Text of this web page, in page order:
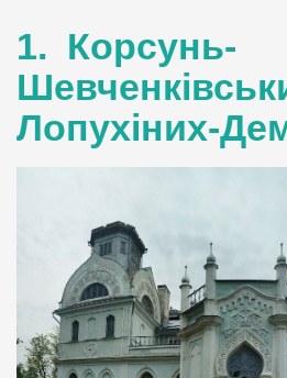
1. Корсунь-
Лопухіних-